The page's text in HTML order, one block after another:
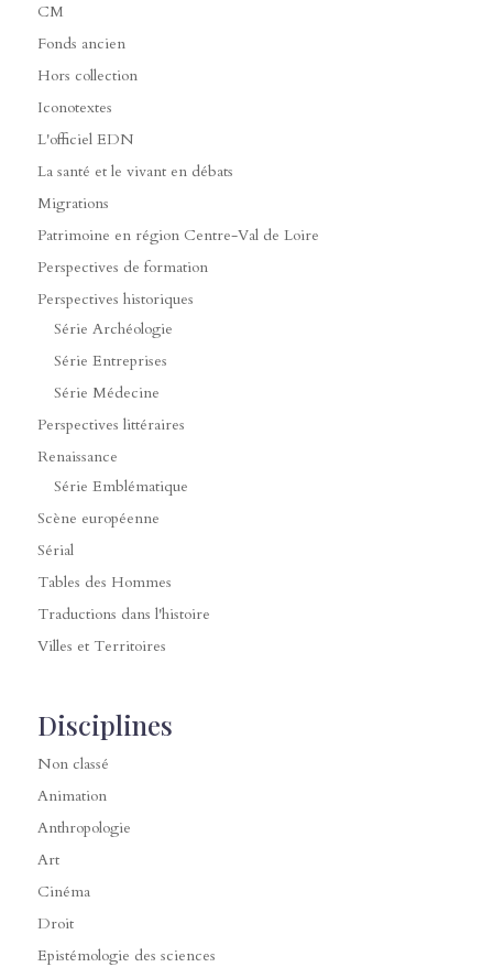
CM
Fonds ancien
Hors collection
Iconotextes
L'officiel EDN
La santé et le vivant en débats
Migrations
Patrimoine en région Centre-Val de Loire
Perspectives de formation
Perspectives historiques
Série Archéologie
Série Entreprises
Série Médecine
Perspectives littéraires
Renaissance
Série Emblématique
Scène européenne
Sérial
Tables des Hommes
Traductions dans l'histoire
Villes et Territoires
Disciplines
Non classé
Animation
Anthropologie
Art
Cinéma
Droit
Epistémologie des sciences